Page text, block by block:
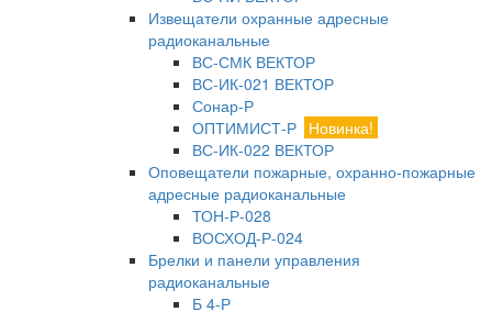
Извещатели охранные адресные
радиоканальные
ВС-СМК ВЕКТОР
ВС-ИК-021 ВЕКТОР
Сонар-Р
ОПТИМИСТ-Р Новинка!
ВС-ИК-022 ВЕКТОР
Оповещатели пожарные, охранно-пожарные
адресные радиоканальные
ТОН-Р-028
ВОСХОД-Р-024
Брелки и панели управления
радиоканальные
Б 4-Р